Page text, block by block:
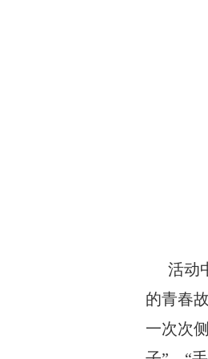
活动
的青春
一次次